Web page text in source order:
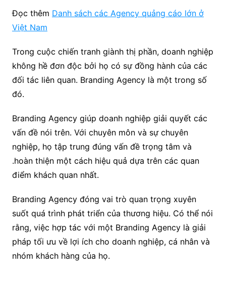
Đọc thêm Danh sách các Agency quảng cáo lớn ở
Việt Nam
Trong cuộc chiến tranh giành thị phần, doanh nghiệp
không hề đơn độc bởi họ có sự đồng hành của các
đối tác liên quan. Branding Agency là một trong số
đó.
Branding Agency giúp doanh nghiệp giải quyết các
vấn đề nói trên. Với chuyên môn và sự chuyên
nghiệp, họ tập trung đúng vấn đề trọng tâm và
.hoàn thiện một cách hiệu quả dựa trên các quan
điểm khách quan nhất.
Branding Agency đóng vai trò quan trọng xuyên
suốt quá trình phát triển của thương hiệu. Có thể nói
rằng, việc hợp tác với một Branding Agency là giải
pháp tối ưu về lợi ích cho doanh nghiệp, cá nhân và
nhóm khách hàng của họ.